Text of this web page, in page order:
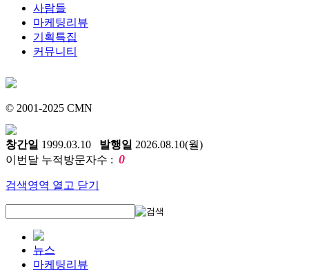
사람들
마케팅리뷰
기획특집
커뮤니티
© 2001-2025 CMN
창간일 1999.03.10 발행일 2026.08.10(월)
이번달 누적방문자수 : 0
검색영역 열고 닫기
뉴스
마케팅리뷰